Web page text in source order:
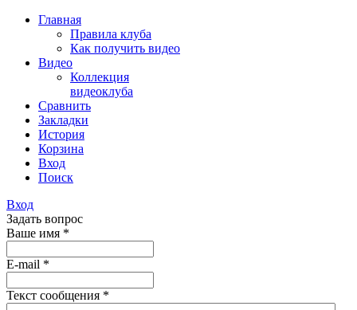
Главная
Правила клуба
Как получить видео
Видео
Коллекция
видеоклуба
Сравнить
Закладки
История
Корзина
Вход
Поиск
Вход
Задать вопрос
Ваше имя *
E-mail *
Текст сообщения *